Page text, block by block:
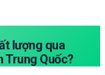
lượng qua
Trung Quốc?